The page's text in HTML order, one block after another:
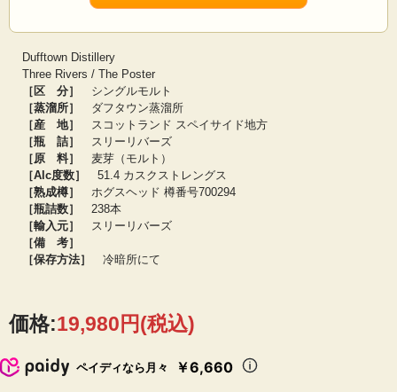
味：フローラルスウィート、バニラ、奥から爽やかなシトラス
優しく香ばしいビター、柑橘系ピール
Dufftown Distillery
Three Rivers / The Poster
［区 分］ シングルモルト
［蒸溜所］ ダフタウン蒸溜所
［産 地］ スコットランド スペイサイド地方
［瓶 詰］ スリーリバーズ
［原 料］ 麦芽（モルト）
［Alc度数］ 51.4 カスクストレングス
［熟成樽］ ホグスヘッド 樽番号700294
［瓶詰数］ 238本
［輸入元］ スリーリバーズ
［備 考］
［保存方法］ 冷暗所にて
価格:19,980円(税込)
ペイディなら月々 ￥6,660